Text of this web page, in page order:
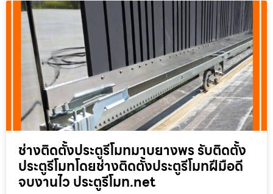
ช่างติดตั้งประตูรีโมทมาบยางพร รับติดตั้ง
ประตูรีโมทโดยช่างติดตั้งประตูรีโมทฝีมือดี
จบงานไว ประตูรีโมท.net